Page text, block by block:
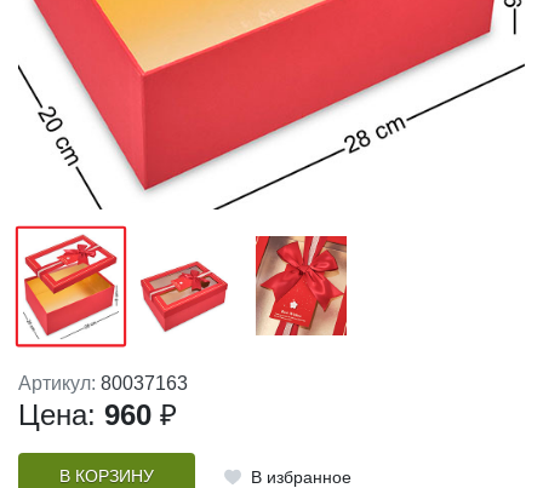
Артикул: 80037163
Цена: 960 ₽
В КОРЗИНУ В избранное